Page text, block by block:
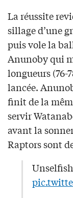
La réussite
sillage d’une
puis vole la
Anunoby qui
longueurs (76-
lancée.
finit de la
servir
avant la
Raptors sont